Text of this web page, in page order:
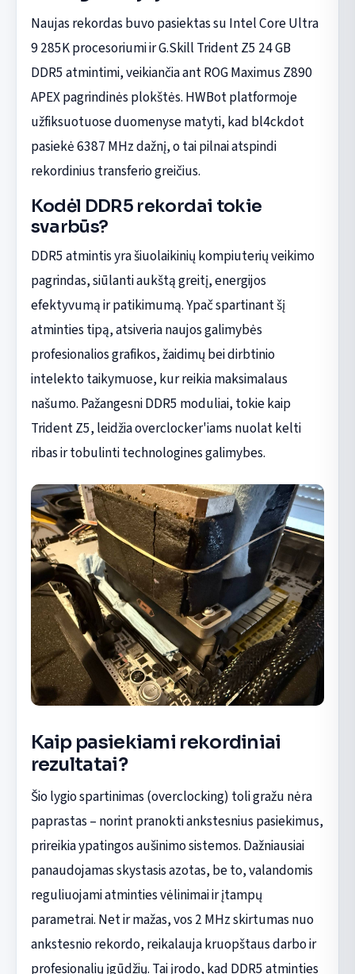
Naujas rekordas buvo pasiektas su Intel Core Ultra
9 285K procesoriumi ir G.Skill Trident Z5 24 GB
DDR5 atmintimi, veikiančia ant ROG Maximus Z890
APEX pagrindinės plokštės. HWBot platformoje
užfiksuotuose duomenyse matyti, kad bl4ckdot
pasiekė 6387 MHz dažnį, o tai pilnai atspindi
rekordinius transferio greičius.
Kodėl DDR5 rekordai tokie
svarbūs?
DDR5 atmintis yra šiuolaikinių kompiuterių veikimo
pagrindas, siūlanti aukštą greitį, energijos
efektyvumą ir patikimumą. Ypač spartinant šį
atminties tipą, atsiveria naujos galimybės
profesionalios grafikos, žaidimų bei dirbtinio
intelekto taikymuose, kur reikia maksimalaus
našumo. Pažangesni DDR5 moduliai, tokie kaip
Trident Z5, leidžia overclocker'iams nuolat kelti
ribas ir tobulinti technologines galimybes.
Kaip pasiekiami rekordiniai
rezultatai?
Šio lygio spartinimas (overclocking) toli gražu nėra
paprastas – norint pranokti ankstesnius pasiekimus,
prireikia ypatingos aušinimo sistemos. Dažniausiai
panaudojamas skystasis azotas, be to, valandomis
reguliuojami atminties vėlinimai ir įtampų
parametrai. Net ir mažas, vos 2 MHz skirtumas nuo
ankstesnio rekordo, reikalauja kruopštaus darbo ir
profesionalių įgūdžių. Tai įrodo, kad DDR5 atminties